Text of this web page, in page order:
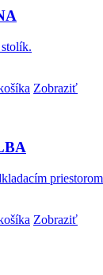
Zobraziť
Zobraziť